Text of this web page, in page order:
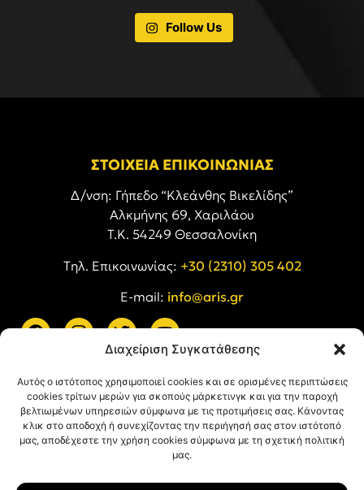
Διαχείριση Συγκατάθεσης
Αυτός ο ιστότοπος χρησιμοποιεί cookies και σε ορισμένες περιπτώσεις
cookies τρίτων μερών για σκοπούς μάρκετινγκ και για την παροχή
βελτιωμένων υπηρεσιών σύμφωνα με τις προτιμήσεις σας. Κάνοντας
κλικ στο αποδοχή ή συνεχίζοντας την περιήγησή σας στον ιστότοπό
μας, αποδέχεστε την χρήση cookies σύμφωνα με τη σχετική πολιτική
μας.
Follow Us
ΣΤΟΙΧΕΙΑ ΕΠΙΚΟΙΝΩΝΙΑΣ
Δ/νση: Γήπεδο “Κλεάνθης Βικελίδης”
Αλκμήνης 69, Χαριλάου
Τ.Κ. 54249 Θεσσαλονίκη
Tηλ. Επικοινωνίας: +30 (2310) 305 402
E-mail: info@aris.gr